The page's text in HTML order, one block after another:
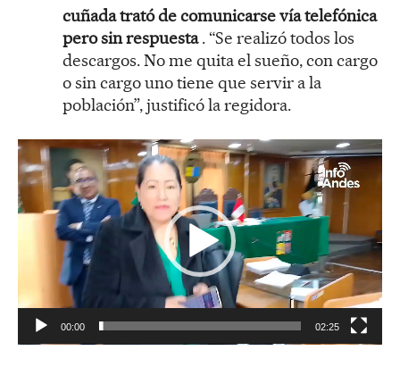
cuñada trató de comunicarse vía telefónica
pero sin respuesta. “Se realizó todos los
descargos. No me quita el sueño, con cargo
o sin cargo uno tiene que servir a la
población”, justificó la regidora.
R
e
p
r
c
o
00:00 02:25